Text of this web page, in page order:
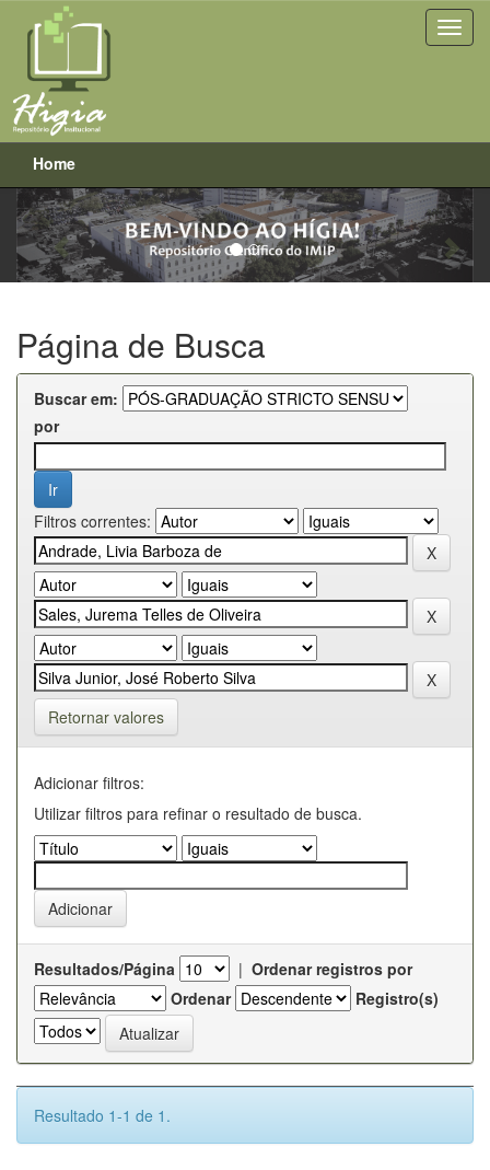
Skip
navigation
Home
Previous Next
Página de Busca
Buscar em:
por
Filtros correntes:
Retornar valores
Adicionar filtros:
Utilizar filtros para refinar o resultado de busca.
Resultados/Página | Ordenar registros por
Ordenar
Registro(s)
Resultado 1-1 de 1.